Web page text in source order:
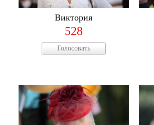
Виктория
528
Голосовать